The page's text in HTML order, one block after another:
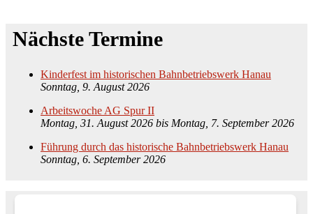
Nächste Termine
Kinderfest im historischen Bahnbetriebswerk Hanau
Sonntag, 9. August 2026
Arbeitswoche AG Spur II
Montag, 31. August 2026 bis Montag, 7. September 2026
Führung durch das historische Bahnbetriebswerk Hanau
Sonntag, 6. September 2026